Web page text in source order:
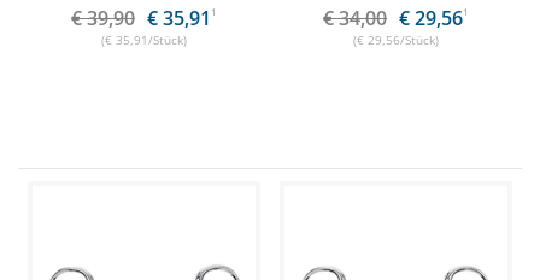
€ 39,90 € 35,91 1
(€ 35,91/Stück)
€ 34,00 € 29,561
(€ 29,56/Stück)